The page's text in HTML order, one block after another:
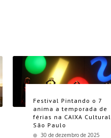
Festival Pintando o 7
anima a temporada de
férias na CAIXA Cultural
São Paulo
30 de dezembro de 2025